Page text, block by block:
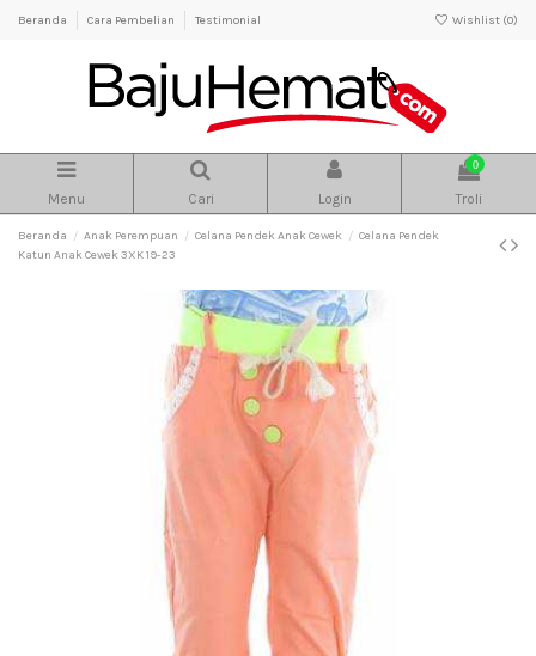
Beranda Cara Pembelian Testimonial Wishlist (0)
Menu Cari Login
0
Troli
Beranda Anak Perempuan Celana Pendek Anak Cewek
Celana Pendek
Katun Anak Cewek 3XK 19-23